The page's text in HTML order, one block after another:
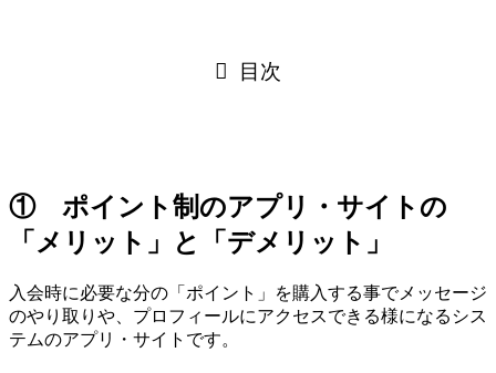
目次
① ポイント制のアプリ・サイトの
「メリット」と「デメリット」
入会時に必要な分の「ポイント」を購入する事でメッセージ
のやり取りや、プロフィールにアクセスできる様になるシス
テムのアプリ・サイトです。